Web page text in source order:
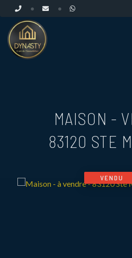
MAISON -
83120 STE
VENDU